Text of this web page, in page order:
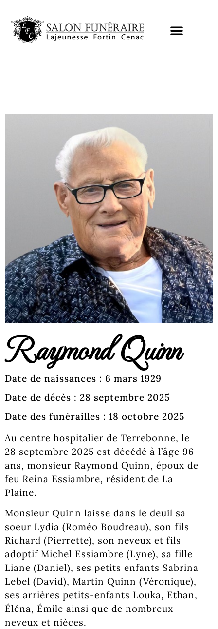
Raymond Quinn
Date de naissances : 6 mars 1929
Date de décès : 28 septembre 2025
Date des funérailles : 18 octobre 2025
Au centre hospitalier de Terrebonne, le
28 septembre 2025 est décédé à l’âge 96
ans, monsieur Raymond Quinn, époux de
feu Reina Essiambre, résident de La
Plaine.
Monsieur Quinn laisse dans le deuil sa
soeur Lydia (Roméo Boudreau), son fils
Richard (Pierrette), son neveux et fils
adoptif Michel Essiambre (Lyne), sa fille
Liane (Daniel), ses petits enfants Sabrina
Lebel (David), Martin Quinn (Véronique),
ses arrières petits-enfants Louka, Ethan,
Éléna, Émile ainsi que de nombreux
neveux et nièces.